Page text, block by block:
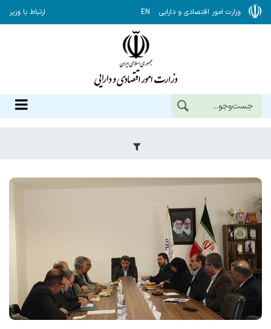
وزارت امور اقتصادی و دارایی EN ارتباط با وزیر